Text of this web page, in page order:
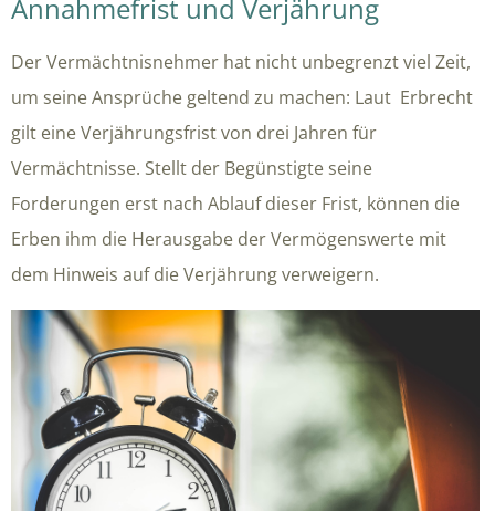
Annahmefrist und Verjährung
Der Vermächtnisnehmer hat nicht unbegrenzt viel Zeit,
um seine Ansprüche geltend zu machen: Laut Erbrecht
gilt eine Verjährungsfrist von drei Jahren für
Vermächtnisse. Stellt der Begünstigte seine
Forderungen erst nach Ablauf dieser Frist, können die
Erben ihm die Herausgabe der Vermögenswerte mit
dem Hinweis auf die Verjährung verweigern.